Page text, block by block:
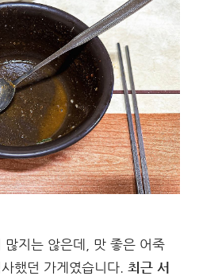
지는 않은데, 맛 좋은 어죽
했던 가게였습니다. 최근 서